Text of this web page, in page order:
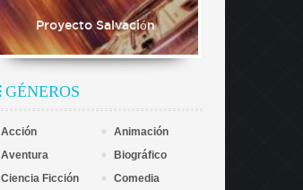
Proyecto Salvación
GÉNEROS
Acción
Animación
Aventura
Biográfico
Ciencia Ficción
Comedia